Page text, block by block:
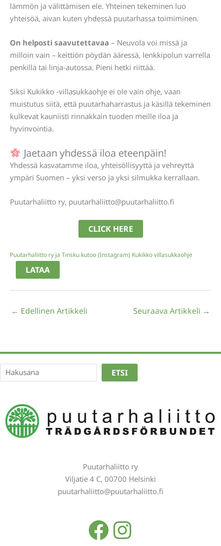
lämmön ja välittämisen ele. Yhteinen tekeminen luo
yhteisöä, aivan kuten yhdessä puutarhassa toimiminen.
On helposti saavutettavaa – Neuvola voi missä ja
milloin vain – keittiön pöydän ääressä, lenkkipolun varrella
penkillä tai linja-autossa. Pieni hetki riittää.
Siksi Kukikko -villasukkaohje ei ole vain ohje, vaan
muistutus siitä, että puutarhaharrastus ja käsillä tekeminen
kulkevat kauniisti rinnakkain tuoden meille iloa ja
hyvinvointia.
Jaetaan yhdessä iloa eteenpäin!
Yhdessä kasvatamme iloa, yhteisöllisyyttä ja vehreyttä
ympäri Suomen – yksi verso ja yksi silmukka kerrallaan.
Puutarhaliitto ry, puutarhaliitto@puutarhaliitto.fi
CLICK HERE
Puutarhaliitto ry ja Tinsku kutoo (Instagram) Kukikko villasukkaohje
LATAA
← Edellinen Artikkeli Seuraava Artikkeli →
Etsi
ETSI
Puutarhaliitto ry
Viljatie 4 C, 00700 Helsinki
puutarhaliitto@puutarhaliitto.fi
Facebook